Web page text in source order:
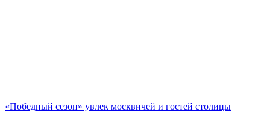
«Победный сезон» увлек москвичей и гостей столицы